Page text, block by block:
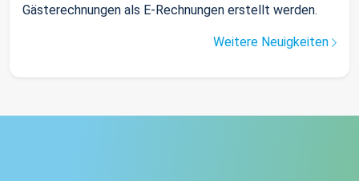
Gästerechnungen als E-Rechnungen erstellt werden.
Weitere Neuigkeiten